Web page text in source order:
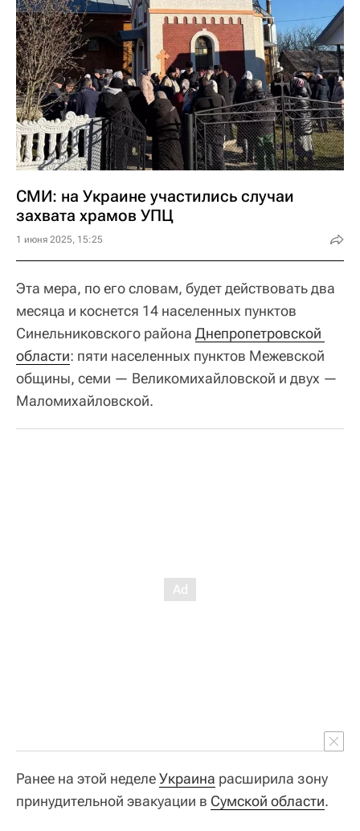
СМИ: на Украине участились случаи
захвата храмов УПЦ
1 июня 2025, 15:25
Эта мера, по его словам, будет действовать два
месяца и коснется 14 населенных пунктов
Синельниковского района Днепропетровской
области: пяти населенных пунктов Межевской
общины, семи — Великомихайловской и двух —
Маломихайловской.
Ранее на этой неделеУкраина расширила зону
принудительной эвакуации в Сумской области.